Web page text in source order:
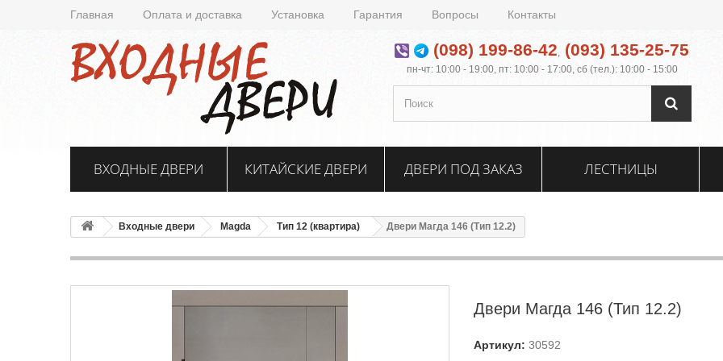
Главная Оплата и доставка Установка Гарантия Вопросы Контакты
(098) 199-86-42, (093) 135-25-75
пн-чт: 10:00 - 19:00, пт: 10:00 - 17:00, сб (тел.): 10:00 - 15:00
ВХОДНЫЕ ДВЕРИ КИТАЙСКИЕ ДВЕРИ ДВЕРИ ПОД ЗАКАЗ ЛЕСТНИЦЫ
Входные двери Magda Тип 12 (квартира) Двери Магда 146 (Тип 12.2)
Двери Магда 146 (Тип 12.2)
Артикул: 30592